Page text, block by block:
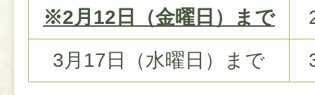
※2月12日（金曜日）まで
3月17日（水曜日）まで